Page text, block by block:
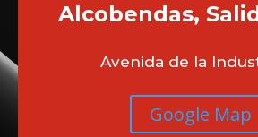
Alcobendas,
Avenida de la
Google Map